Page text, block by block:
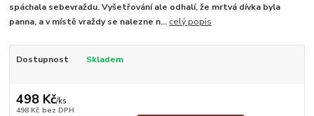
spáchala sebevraždu. Vyšetřování ale odhalí, že mrtvá dívka byla
panna, a v místě vraždy se nalezne n... celý popis
Dostupnost Skladem
498 Kč/ks
498 Kč bez DPH